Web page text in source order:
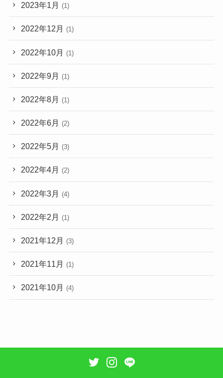
2023年1月 (1)
2022年12月 (1)
2022年10月 (1)
2022年9月 (1)
2022年8月 (1)
2022年6月 (2)
2022年5月 (3)
2022年4月 (2)
2022年3月 (4)
2022年2月 (1)
2021年12月 (3)
2021年11月 (1)
2021年10月 (4)